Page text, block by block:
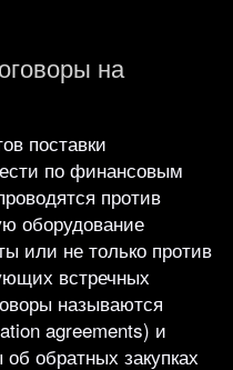
на
поставки
по финансовым
против
оборудование
или не только против
встречных
называются
agreements) и
обратных закупках